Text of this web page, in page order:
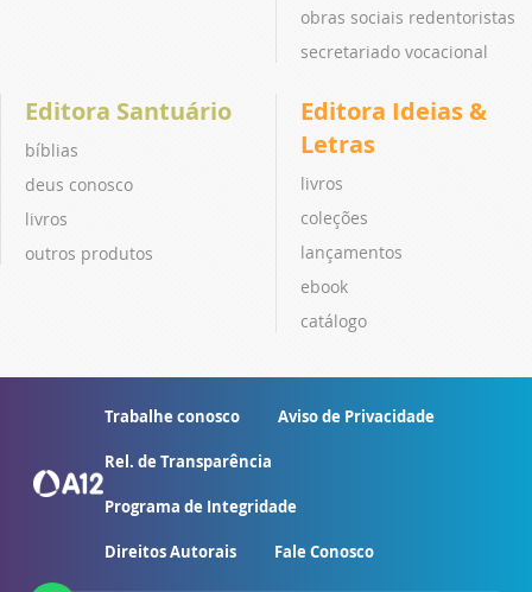
obras sociais redentoristas
secretariado vocacional
Editora Santuário
bíblias
deus conosco
livros
outros produtos
Editora Ideias &
Letras
livros
coleções
lançamentos
ebook
catálogo
Trabalhe conosco Aviso de Privacidade
Rel. de Transparência
Programa de Integridade
Direitos Autorais Fale Conosco